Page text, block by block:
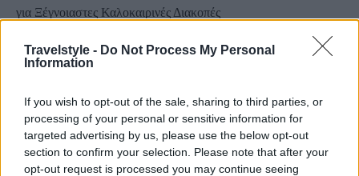
Travelstyle - Do Not Process My Personal
Information
If you wish to opt-out of the sale, sharing to third parties, or
processing of your personal or sensitive information for
targeted advertising by us, please use the below opt-out
section to confirm your selection. Please note that after your
opt-out request is processed you may continue seeing
για Ξέγνοιαστες Καλοκαιρινές Διακοπές
Καλωσορίσατε στο Cook's Club Kolymbia, τον απόλυτο προορισμό για
σύγχρονους ταξιδιώτες που αναζητούν αυθεντικές...